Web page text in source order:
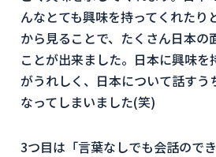
んなとても興味を持ってくれたり
から見ることで、たくさん日本の
ことが出来ました。日本に興味を
がうれしく、日本について話すう
なってしまいました(笑)
3つ目は「言葉なしでも会話ので